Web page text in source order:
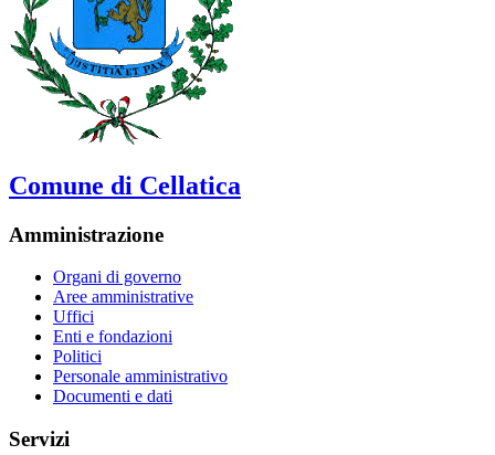
Comune di Cellatica
Amministrazione
Organi di governo
Aree amministrative
Uffici
Enti e fondazioni
Politici
Personale amministrativo
Documenti e dati
Servizi